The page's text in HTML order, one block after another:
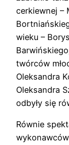
cerkiewnej –
wieku –
twórców
Oleksandra
Oleksandra
odbyły się
Równie